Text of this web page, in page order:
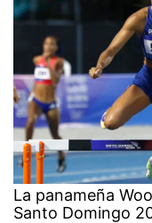
La panameña
Santo Domingo